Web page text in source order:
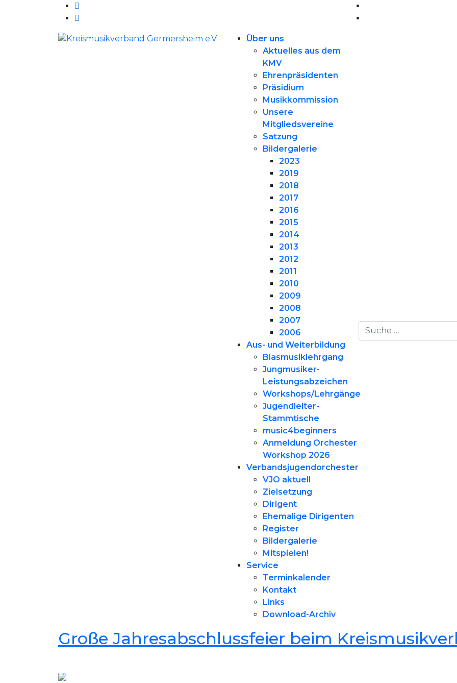
Über uns
Aktuelles aus dem
KMV
Ehrenpräsidenten
Präsidium
Musikkommission
Unsere
Mitgliedsvereine
Satzung
Bildergalerie
2023
2019
2018
2017
2016
2015
2014
2013
2012
2011
2010
2009
2008
2007
2006
Aus- und Weiterbildung
Blasmusiklehrgang
Jungmusiker-
Leistungsabzeichen
Workshops/Lehrgänge
Jugendleiter-
Stammtische
music4beginners
Anmeldung Orchester
Workshop 2026
Verbandsjugendorchester
VJO aktuell
Zielsetzung
Dirigent
Ehemalige Dirigenten
Register
Bildergalerie
Mitspielen!
Service
Terminkalender
Kontakt
Links
Download-Archiv
Suchen
Große Jahresabschlussfeier beim